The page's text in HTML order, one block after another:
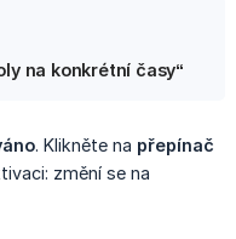
na konkrétní časy“
. Klikněte na přepínač
změní se na